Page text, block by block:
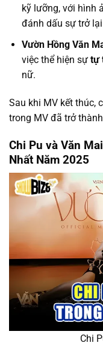
kỹ lưỡng, với hình
đánh dấu sự trở
Vườn Hồng Văn
việc thể hiện sự tự
nữ.
Sau khi MV kết thúc,
trong MV đã trở
Chi Pu và Văn
Nhất Năm 2025
Chi